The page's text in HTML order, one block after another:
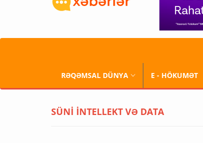
RƏQƏMSAL DÜNYA E - HÖKUMƏT
SÜNİ İNTELLEKT VƏ DATA